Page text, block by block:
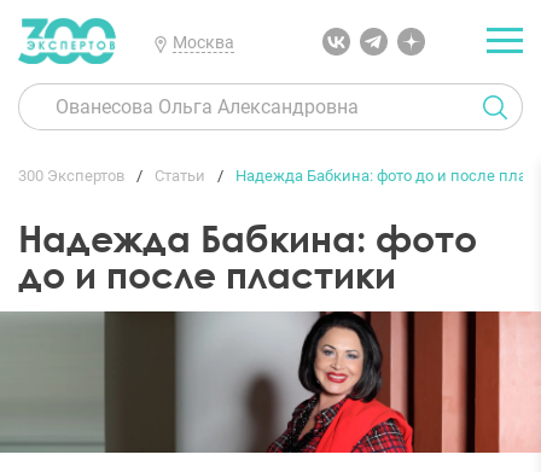
Москва
300 Экспертов Статьи Надежда Бабкина: фото до и после
Надежда Бабкина: фото
до и после пластики